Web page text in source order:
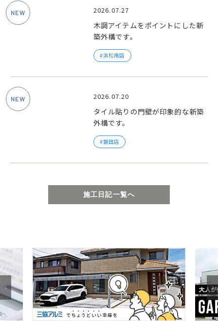
2026.07.27
木調アイテムをポイントにした新
築外構です。
浜松南店
2026.07.20
タイル貼りの門壁が印象的な新築
外構です。
磐田店
施工日記一覧へ